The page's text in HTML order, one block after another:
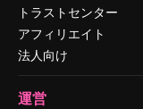
トラストセンター
アフィリエイト
法人向け
運営